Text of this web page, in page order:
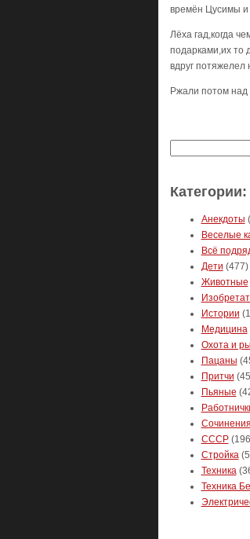
времён Цусимы
Лёха гад,когда
подарками,их то
вдруг потяжелел
Ржали потом над
Категории:
Анекдоты
Веселые
Всё
Дети (477)
Животные
Истории
Медицина
Охота и
Пацаны
Притчи
Пьяные
Сочинения
СССР
Стройка
Техника
Техника